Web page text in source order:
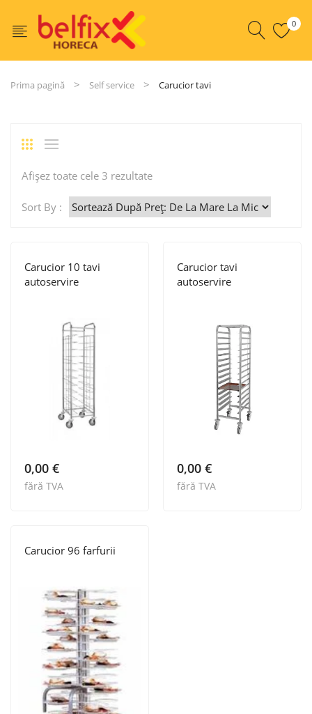
0
Prima pagină Self service Carucior tavi
Afișez toate cele 3 rezultateSortat
după
preț:
Sort By :
Carucior 10 tavi
autoservire
0,00 €
fără TVA
Carucior tavi
autoservire
0,00 €
fără TVA
Carucior 96 farfurii